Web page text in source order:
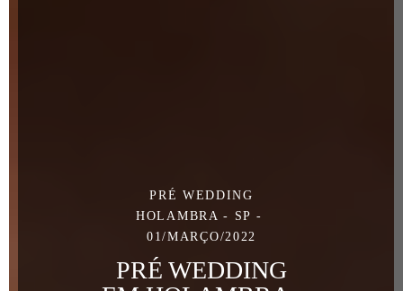
PRÉ WEDDING
HOLAMBRA - SP
01/MARÇO/2022
PRÉ WEDDING